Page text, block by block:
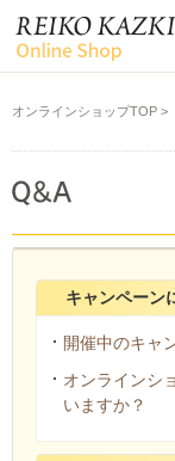
オンラインショップTOP >
キャンペーン
開催中のキャ
オンラインシ
いますか？